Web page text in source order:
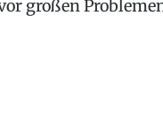
großen